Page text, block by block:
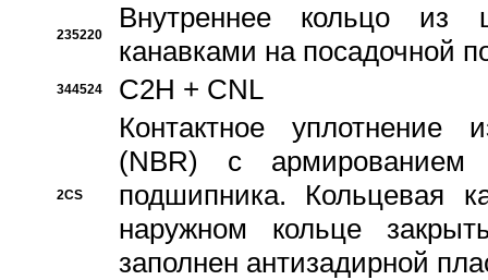
235220
Внутреннее кольцо из
канавками на посадочной
344524 C2H + CNL
2CS
Контактное уплотнение
(NBR) с
подшипника. Кольцевая
наружном кольце
заполнен антизадирной